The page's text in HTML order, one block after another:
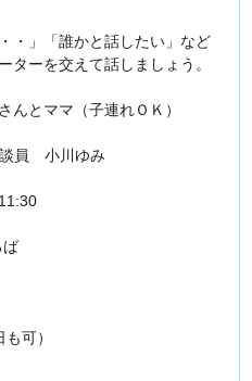
・」「誰かと話したい」など
ターを交えて話しましょう。
んとママ（子連れＯＫ）
談員 小川ゆみ
ば
可）